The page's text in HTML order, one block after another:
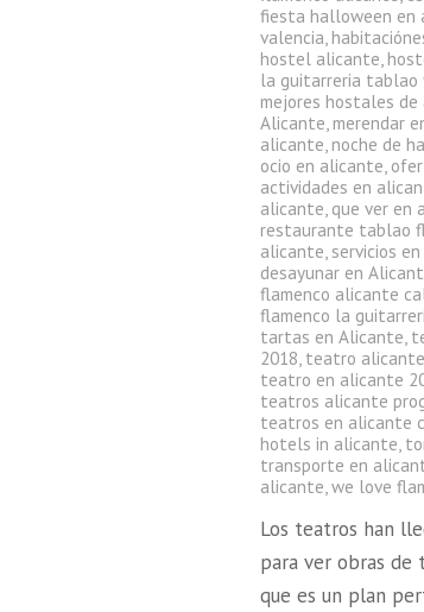
fiesta halloween en
valencia,
hostel alicante,
la guitarreria tablao
mejores hostales
Alicante, merendar
alicante, noche de
ocio en alicante,
actividades en
alicante, que ver en
restaurante tablao
alicante, servicios
desayunar en
flamenco alicante
flamenco la
tartas en Alicante,
2018, teatro alicante
teatro en alicante
teatros alicante
teatros en alicante
hotels in alicante,
transporte en
alicante,we love
Los teatros han
para ver obras de
que es un plan